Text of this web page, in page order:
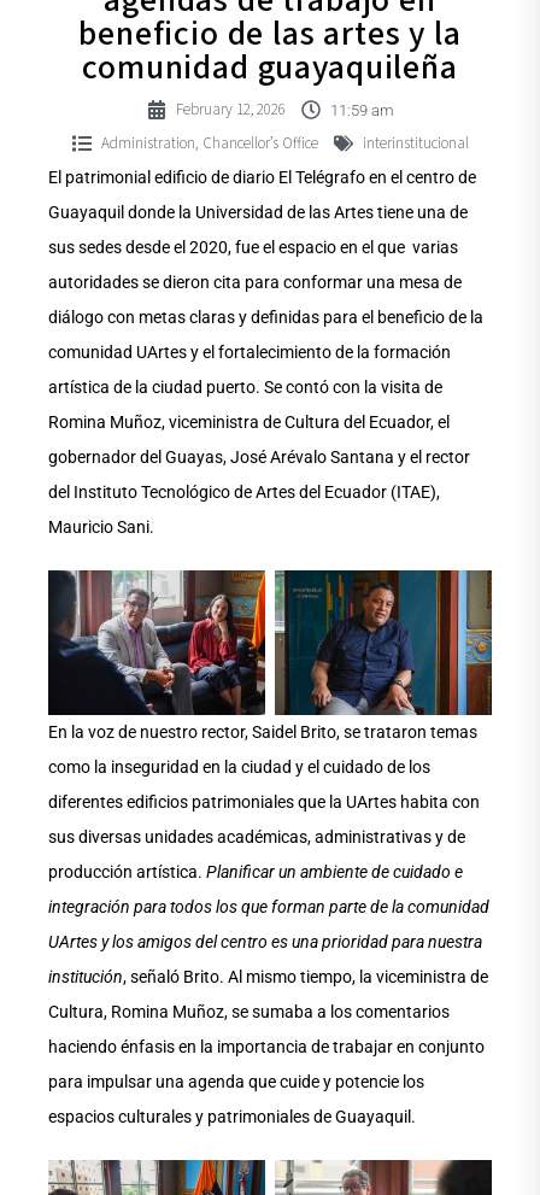
beneficio de las artes y la
comunidad guayaquileña
February 12, 2026 11:59 am
Administration Chancellor’s Office interinstitucional
El patrimonial edificio de diario El Telégrafo en el centro de
Guayaquil donde la Universidad de las Artes tiene una de
sus sedes desde el 2020, fue el espacio en el que varias
autoridades se dieron cita para conformar una mesa de
diálogo con metas claras y definidas para el beneficio de la
comunidad UArtes y el fortalecimiento de la formación
artística de la ciudad puerto. Se contó con la visita de
Romina Muñoz, viceministra de Cultura del Ecuador, el
gobernador del Guayas, José Arévalo Santana y el rector
del Instituto Tecnológico de Artes del Ecuador (ITAE),
Mauricio Sani.
En la voz de nuestro rector, Saidel Brito, se trataron temas
como la inseguridad en la ciudad y el cuidado de los
diferentes edificios patrimoniales que la UArtes habita con
sus diversas unidades académicas, administrativas y de
producción artística. Planificar un ambiente de cuidado e
integración para todos los que forman parte de la comunidad
UArtes y los amigos del centro es una prioridad para nuestra
institución, señaló Brito. Al mismo tiempo, la viceministra de
Cultura, Romina Muñoz, se sumaba a los comentarios
haciendo énfasis en la importancia de trabajar en conjunto
para impulsar una agenda que cuide y potencie los
espacios culturales y patrimoniales de Guayaquil.